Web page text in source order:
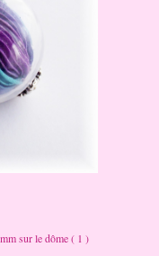
sur le dôme ( 1 )